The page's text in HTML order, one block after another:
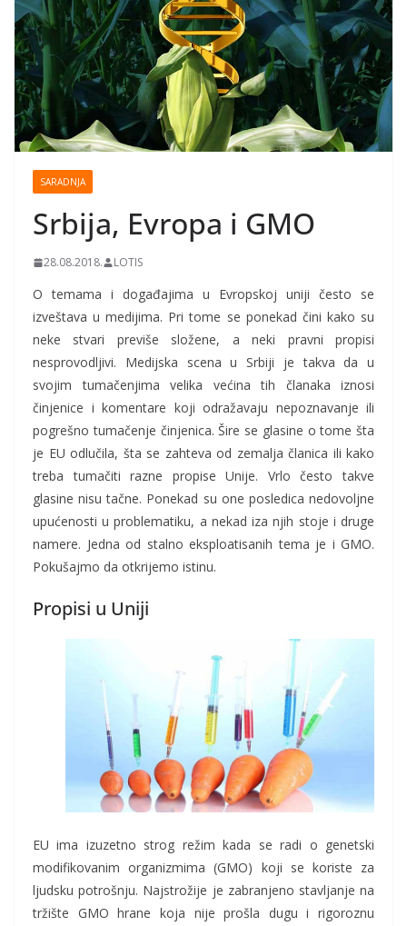
SARADNJA
Srbija, Evropa i GMO
28.08.2018. LOTIS
O temama i događajima u Evropskoj uniji često se
izveštava u medijima. Pri tome se ponekad čini kako su
neke stvari previše složene, a neki pravni propisi
nesprovodljivi. Medijska scena u Srbiji je takva da u
svojim tumačenjima velika većina tih članaka iznosi
činjenice i komentare koji odražavaju nepoznavanje ili
pogrešno tumačenje činjenica. Šire se glasine o tome šta
je EU odlučila, šta se zahteva od zemalja članica ili kako
treba tumačiti razne propise Unije. Vrlo često takve
glasine nisu tačne. Ponekad su one posledica nedovoljne
upućenosti u problematiku, a nekad iza njih stoje i druge
namere. Jedna od stalno eksploatisanih tema je i GMO.
Pokušajmo da otkrijemo istinu.
Propisi u Uniji
EU ima izuzetno strog režim kada se radi o genetski
modifikovanim organizmima (GMO) koji se koriste za
ljudsku potrošnju. Najstrožije je zabranjeno stavljanje na
tržište GMO hrane koja nije prošla dugu i rigoroznu